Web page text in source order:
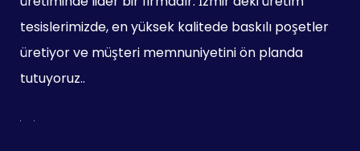
tesislerimizde, en yüksek kalitede baskılı poşetler
üretiyor ve müşteri memnuniyetini ön planda
tutuyoruz..